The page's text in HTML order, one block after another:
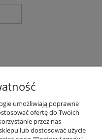
umożliwiają poprawne
ofertę do Twoich
przez nas
lub dostosować użycie